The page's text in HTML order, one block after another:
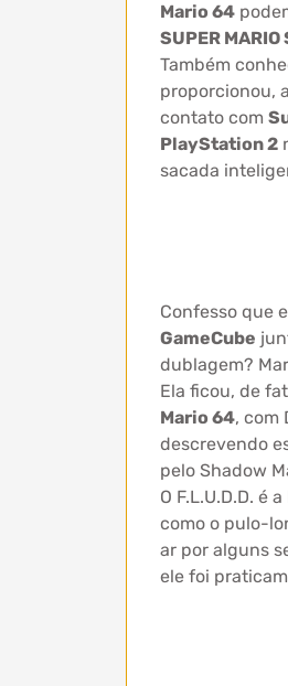
Mario 64
SUPER
Também
proporcionou,
contato com
PlayStation 2
sacada
Confesso que
GameCube
dublagem?
Ela ficou, de
Mario 64, com
descrevendo
pelo Shadow
O F.L.U.D.D. é
como o pulo-
ar por alguns
ele foi